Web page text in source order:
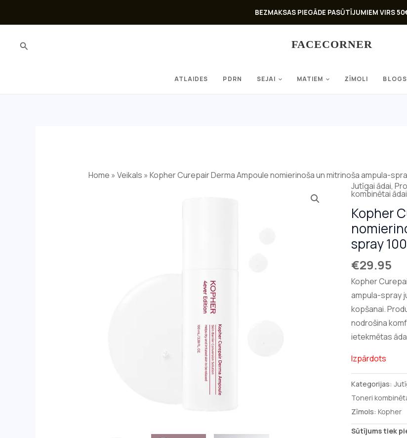
BEZMAKSAS PIEGĀDE PASŪTĪJUMIEM VIRS
Search FACECORNER
ATLAIDES PDRN SEJAI MATIEM ZĪMOLI BLOGS
Home » Veikals » Kopher Curepair Derma Ampoule nomierinoša un mitrinoša ampula-
Jutīgai ādai,
kombinētai ādai
Kopher
spray
€29.95
Kopher
ampula-spray
kopšanai.
nodrošina
ietekmētas
Izpārdots
Kategorijas:
Toneri
Zīmols:Kopher
Sūtījums tiek